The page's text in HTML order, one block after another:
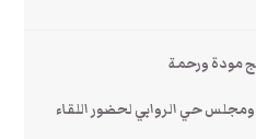
مودة ورحمة
حي الروابي لحضور اللقاء